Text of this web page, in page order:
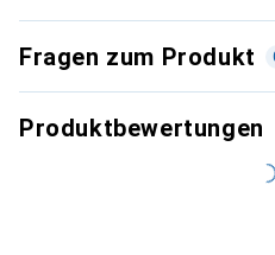
Fragen zum Produkt
Produktbewertungen